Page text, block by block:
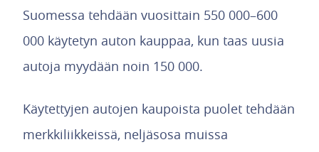
Suomessa tehdään vuosittain 550 000–600
000 käytetyn auton kauppaa, kun taas uusia
autoja myydään noin 150 000.
Käytettyjen autojen kaupoista puolet tehdään
merkkiliikkeissä, neljäsosa muissa